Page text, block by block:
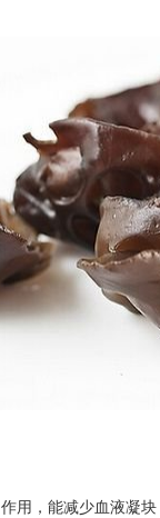
用，能减少血液凝